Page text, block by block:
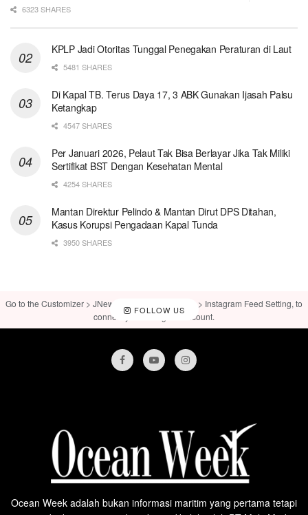
6323 SHARES
KPLP Jadi Otoritas Tunggal Penegakan Peraturan di Laut
5481 SHARES
Di Kapal TB. Terus Daya 17, 3 ABK Gunakan Ijasah Palsu
Ketangkap
4547 SHARES
Per Januari 2026, Pelaut Tak Bisa Berlayar Jika Tak Miliki
Sertifikat BST Dengan Kesehatan Mental
4254 SHARES
Mantan Direktur Pelindo & Mantan Dirut DPS Ditahan,
Kasus Korupsi Pengadaan Kapal Tunda
3950 SHARES
FOLLOW US
Go to the Customizer > JNews : Social, Like & View > Instagram Feed Setting, to
connect your Instagram account.
Ocean Week adalah bukan informasi maritim yang pertama tetapi